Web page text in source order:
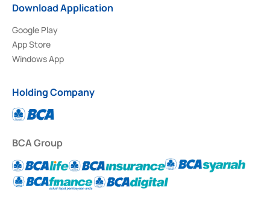
Download Application
Google Play
App Store
Windows App
Holding Company
BCA Group